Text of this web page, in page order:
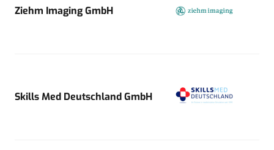
Ziehm Imaging GmbH
Skills Med Deutschland GmbH